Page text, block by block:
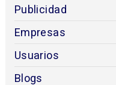
Publicidad
Empresas
Usuarios
Blogs